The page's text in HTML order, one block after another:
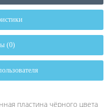
(0)
пластина чёрного цвета